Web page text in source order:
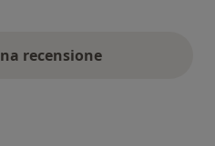
recensione